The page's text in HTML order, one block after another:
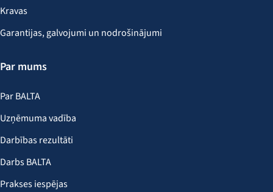
Kravas
Garantijas, galvojumi un nodrošinājumi
Par mums
Par BALTA
Uzņēmuma vadība
Darbības rezultāti
Darbs BALTA
Prakses iespējas